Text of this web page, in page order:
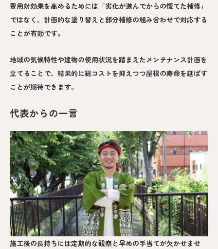
費用対効果を高めるためには「劣化が進んでからの慌てた補修」
ではなく、計画的な塗り替えと部分補修の組み合わせで対応する
ことが有効です。
地域の気候特性や建物の使用状況を踏まえたメンテナンス計画を
立てることで、結果的に総コストを抑えつつ屋根の寿命を延ばす
ことが期待できます。
代表からの一言
施工後の長持ちには定期的な観察と早めの手当てが欠かせませ